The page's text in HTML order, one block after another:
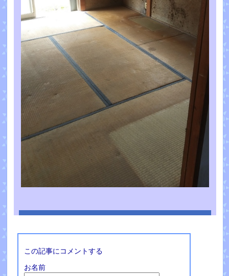
この記事にコメントする
お名前